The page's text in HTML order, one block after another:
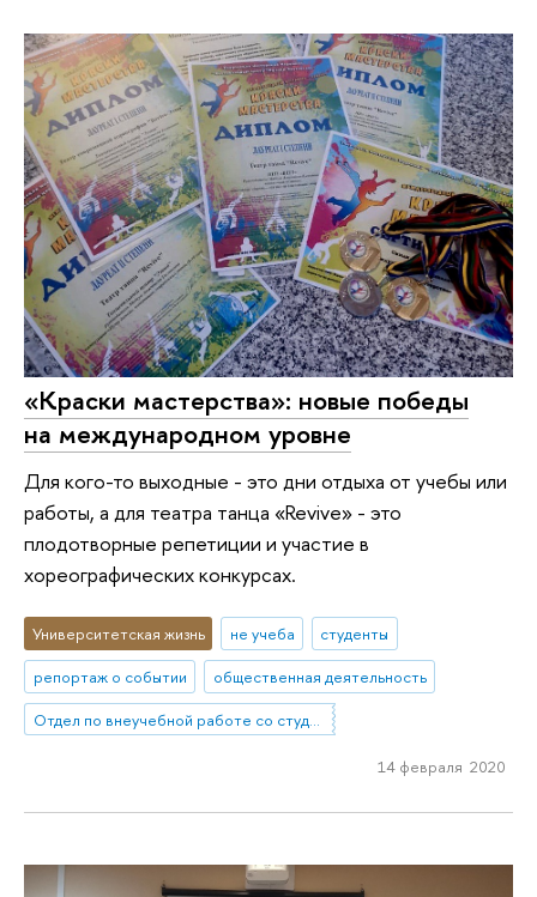
«Краски мастерства»: новые победы
на международном уровне
Для кого-то выходные - это дни отдыха от учебы или
работы, а для театра танца «Revive» - это
плодотворные репетиции и участие в
хореографических конкурсах.
Университетская жизнь не учеба
студенты
репортаж о событии
общественная деятельность
14 февраля 2020